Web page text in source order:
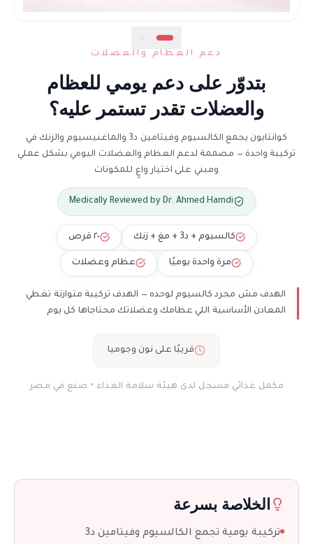
دعم العظام والعضلات
بتدوّر على دعم يومي للعظام
والعضلات تقدر تستمر عليه؟
كوانتابون يجمع الكالسيوم وفيتامين د3 والماغنيسيوم والزنك في
تركيبة واحدة — مصممة لدعم العظام والعضلات اليومي بشكل عملي
ومبني على اختيار واعٍ للمكونات
Medically Reviewed by Dr. Ahmed Hamdi
كالسيوم + د3 + مغ + زنك ٢٠ قرص
مرة واحدة يوميًا عظام وعضلات
الهدف مش مجرد كالسيوم لوحده — الهدف تركيبة متوازنة تغطي
المعادن الأساسية اللي عظامك وعضلاتك محتاجاها كل يوم
قريبًا على نون وجوميا
مكمل غذائي مسجل لدى هيئة سلامة الغذاء • صنع في مصر
الخلاصة بسرعة
تركيبة يومية تجمع الكالسيوم وفيتامين د3